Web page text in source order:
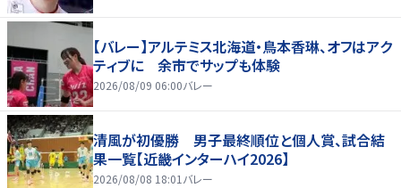
【バレー】アルテミス北海道・鳥本香琳、オフはアク
ティブに 余市でサップも体験
2026/08/09 06:00バレー
清風が初優勝 男子最終順位と個人賞、試合結
果一覧【近畿インターハイ2026】
2026/08/08 18:01 バレー